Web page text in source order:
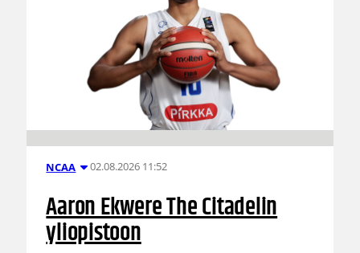
NCAA 02.08.2026 11:52
Aaron Ekwere The Citadelin
yliopistoon